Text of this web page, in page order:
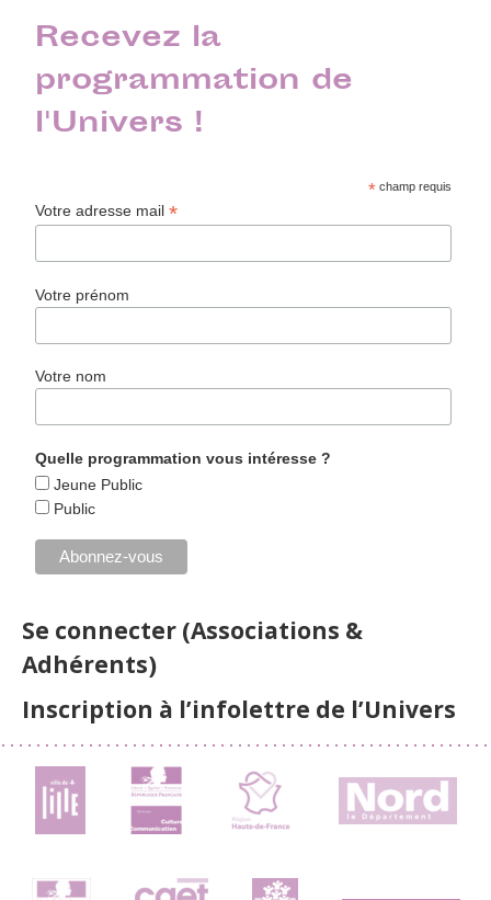
Recevez la
programmation de
l'Univers !
* champ requis
Votre adresse mail*
Votre prénom
Votre nom
Quelle programmation vous intéresse ?
Jeune Public
Public
Se connecter (Associations &
Adhérents)
Inscription à l’infolettre de l’Univers